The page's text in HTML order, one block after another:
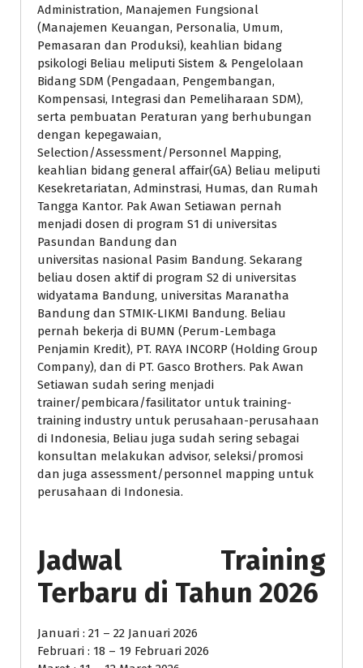
Administration, Manajemen Fungsional
(Manajemen Keuangan, Personalia, Umum,
Pemasaran dan Produksi), keahlian bidang
psikologi Beliau meliputi Sistem & Pengelolaan
Bidang SDM (Pengadaan, Pengembangan,
Kompensasi, Integrasi dan Pemeliharaan SDM),
serta pembuatan Peraturan yang berhubungan
dengan kepegawaian,
Selection/Assessment/Personnel Mapping,
keahlian bidang general affair(GA) Beliau meliputi
Kesekretariatan, Adminstrasi, Humas, dan Rumah
Tangga Kantor. Pak Awan Setiawan pernah
menjadi dosen di program S1 di universitas
Pasundan Bandung dan
universitas nasional Pasim Bandung. Sekarang
beliau dosen aktif di program S2 di universitas
widyatama Bandung, universitas Maranatha
Bandung dan STMIK-LIKMI Bandung. Beliau
pernah bekerja di BUMN (Perum-Lembaga
Penjamin Kredit), PT. RAYA INCORP (Holding Group
Company), dan di PT. Gasco Brothers. Pak Awan
Setiawan sudah sering menjadi
trainer/pembicara/fasilitator untuk training-
training industry untuk perusahaan-perusahaan
di Indonesia, Beliau juga sudah sering sebagai
konsultan melakukan advisor, seleksi/promosi
dan juga assessment/personnel mapping untuk
perusahaan di Indonesia.
Jadwal Training
Terbaru di Tahun 2026
Januari : 21 – 22 Januari 2026
Februari : 18 – 19 Februari 2026